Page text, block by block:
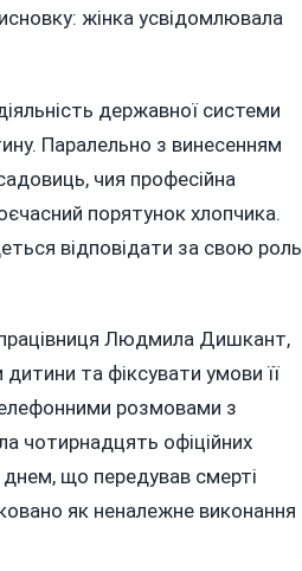
жінка усвідомлювала
державної системи
Паралельно з винесенням
чия професійна
порятунок хлопчика.
відповідати за свою роль
Людмила Дишкант,
та фіксувати умови її
розмовами з
чотирнадцять офіційних
днем, що передував смерті
як неналежне виконання